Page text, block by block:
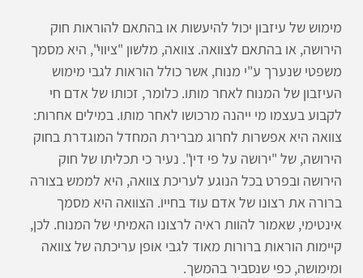
מימוש של עיזבון יכול להיעשות או בהתאם להוראות חוק
הירושה, או בהתאם לצוואה. צוואה, מלשון "ציווי", היא מסמך
משפטי שנערך ע"י מנוח, אשר כולל הוראות לגבי מימוש
העיזבון של המנוח לאחר מותו. כלומר, זכותו של אדם חי
לקבוע בעצמו מי ייהנה מרכושו לאחר מותו. במילים אחרות:
צוואה היא אפשרות לחרוג מברירת המחדל המוגדרת בחוק
הירושה, של "ירושה על פי דין". נעיר כי תכליתו של חוק
הירושה ובפרט בכל הנוגע לעריכת צוואה, היא לממש בצורה
ברורה את רצונו של אדם עוד בחייו. הצוואה היא מסמך
אינטימי, שאמור להוות ראיה לרצונו האמיתי של המנוח. לכן,
קיימות הוראות ברורות מאוד לגבי אופן עריכתה של צוואה
ומימושה, כפי שנסביר בהמשך.